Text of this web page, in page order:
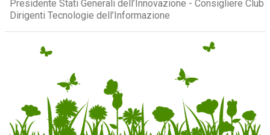
Presidente Stati Generali dell’Innovazione - Consigliere Club
Dirigenti Tecnologie dell’Informazione